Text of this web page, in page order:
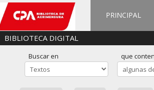
PRINCIPAL
BIBLIOTECA DIGITAL
Buscar en que